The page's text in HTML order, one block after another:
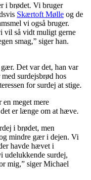
i brødet. Vi bruger
Skærtoft Mølle og de
vi også bruger.
vil så vidt muligt gerne
smag,” siger han.
Det var det, han var
surdejsbrød hos
for surdej at stige.
meget mere
er længe om at hæve.
i brødet, men
mindre gær i dejen. Vi
havde hævet i
udelukkende surdej,
mig,” siger Michael